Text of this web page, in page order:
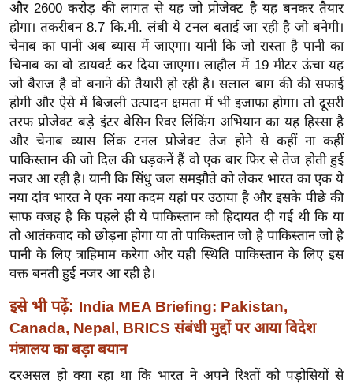
सा
हि
त्य
ज
ग
त
ऑ
टो
व
र्ल्ड
न्यू
ज
ब्री
म
नो
रं
ज
और 2600 करोड़ की लागत से यह जो प्रोजेक्ट है यह बनकर तैयार
होगा। तकरीबन 8.7 कि.मी. लंबी ये टनल बताई जा रही है जो बनेगी।
चेनाब का पानी अब ब्यास में जाएगा। यानी कि जो रास्ता है पानी का
चिनाब का वो डायवर्ट कर दिया जाएगा। लाहौल में 19 मीटर ऊंचा यह
जो बैराज है वो बनाने की तैयारी हो रही है। सलाल बाग की की सफाई
होगी और ऐसे में बिजली उत्पादन क्षमता में भी इजाफा होगा। तो दूसरी
तरफ प्रोजेक्ट बड़े इंटर बेसिन रिवर लिंकिंग अभियान का यह हिस्सा है
और चेनाब व्यास लिंक टनल प्रोजेक्ट तेज होने से कहीं ना कहीं
पाकिस्तान की जो दिल की धड़कनें हैं वो एक बार फिर से तेज होती हुई
नजर आ रही है। यानी कि सिंधु जल समझौते को लेकर भारत का एक ये
नया दांव भारत ने एक नया कदम यहां पर उठाया है और इसके पीछे की
साफ वजह है कि पहले ही ये पाकिस्तान को हिदायत दी गई थी कि या
तो आतंकवाद को छोड़ना होगा या तो पाकिस्तान जो है पाकिस्तान जो है
पानी के लिए त्राहिमाम करेगा और यही स्थिति पाकिस्तान के लिए इस
वक्त बनती हुई नजर आ रही है।
इसे भी पढ़ें: India MEA Briefing: Pakistan,
Canada, Nepal, BRICS संबंधी मुद्दों पर आया विदेश
मंत्रालय का बड़ा बयान
दरअसल हो क्या रहा था कि भारत ने अपने रिश्तों को पड़ोसियों से